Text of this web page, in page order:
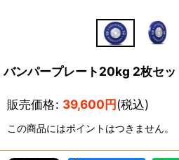
バンパープレート20kg 2枚セッ
販売価格: 39,600円(税込)
この商品にはポイントはつきません。